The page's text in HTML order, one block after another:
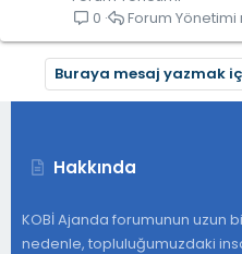
0
Forum Yönetimi
Buraya mesaj yazmak
Hakkında
KOBİ Ajanda forumunun uzun
nedenle, topluluğumuzdaki